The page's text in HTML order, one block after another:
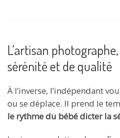
L’artisan
sérénité et de qualité
À l’inverse, l’indépendant
ou se déplace. Il prend le
le rythme du bébé dicter la